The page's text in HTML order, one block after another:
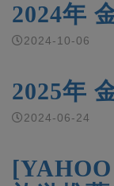
2024年
2024-10-06
2025年
2024-06-24